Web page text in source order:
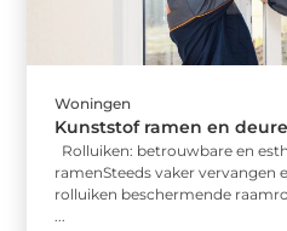
Woningen
Kunststof ramen en
Rolluiken: betrouwbare en
ramenSteeds vaker vervangen
rolluiken beschermende